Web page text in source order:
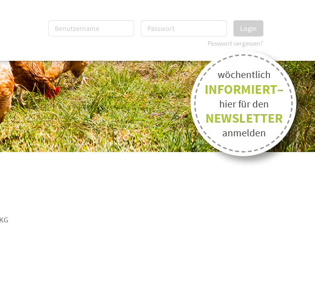
Login
Passwort vergessen?